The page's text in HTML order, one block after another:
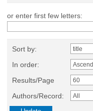
or enter first few letters:
Sort by:
In order:
Results/Page
Authors/Record: